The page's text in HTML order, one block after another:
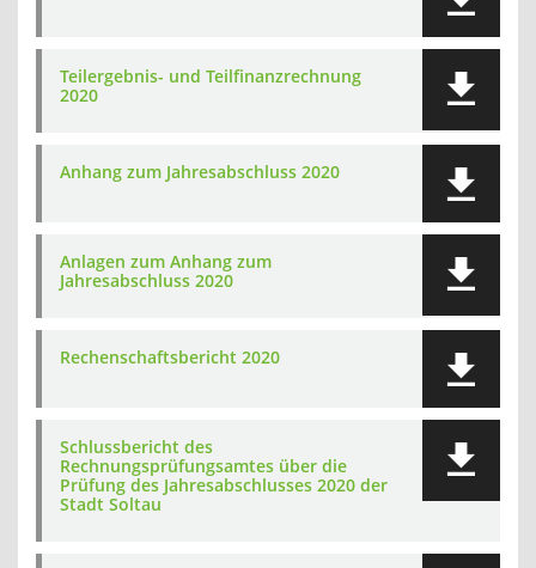
Teilergebnis- und Teilfinanzrechnung
2020
Anhang zum Jahresabschluss 2020
Anlagen zum Anhang zum
Jahresabschluss 2020
Rechenschaftsbericht 2020
Schlussbericht des
Rechnungsprüfungsamtes über die
Prüfung des Jahresabschlusses 2020 der
Stadt Soltau